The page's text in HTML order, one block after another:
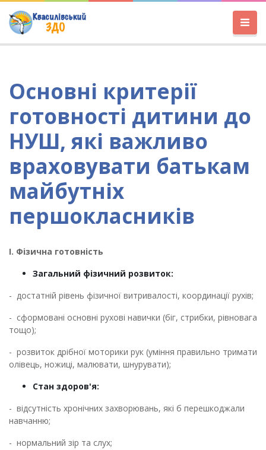
Основні критерії
готовності дитини до
НУШ, які важливо
враховувати батькам
майбутніх
першокласників
І. Фізична готовність
Загальний фізичний розвиток:
- достатній рівень фізичної витривалості, координації рухів;
- сформовані основні рухові навички (біг, стрибки, рівновага
тощо);
- розвиток дрібної моторики рук (уміння правильно тримати
олівець, ножиці, малювати, шнурувати);
Стан здоров'я:
- відсутність хронічних захворювань, які б перешкоджали
навчанню;
- нормальний зір та слух;